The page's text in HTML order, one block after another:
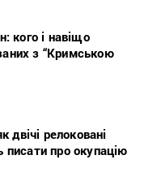
кого і навіщо
з “Кримською
релоковані
про окупацію